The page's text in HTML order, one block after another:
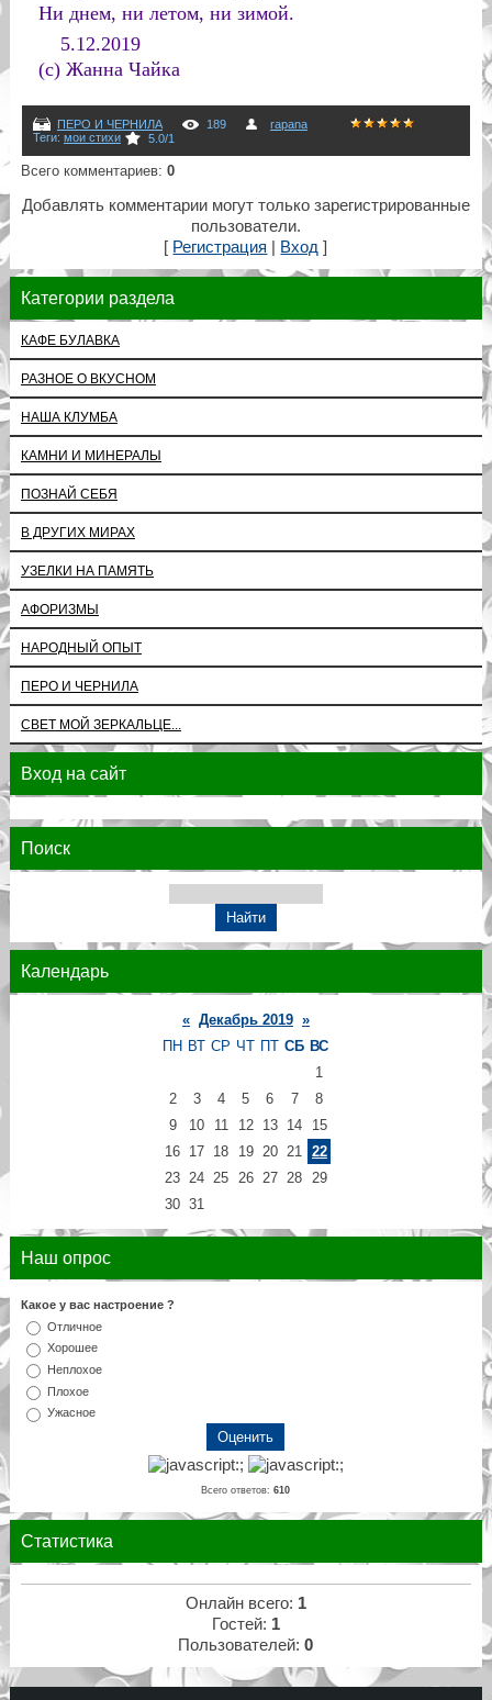
Ни днем, ни летом, ни зимой.
5.12.2019
(с) Жанна Чайка
ПЕРО И ЧЕРНИЛА 189
rapana
Теги: мои стихи 5.0/1
Всего комментариев: 0
Добавлять комментарии могут только зарегистрированные
пользователи.
[ Регистрация Вход ]
Категории раздела
КАФЕ БУЛАВКА
РАЗНОЕ О ВКУСНОМ
НАША КЛУМБА
КАМНИ И МИНЕРАЛЫ
ПОЗНАЙ СЕБЯ
В ДРУГИХ МИРАХ
УЗЕЛКИ НА ПАМЯТЬ
АФОРИЗМЫ
НАРОДНЫЙ ОПЫТ
ПЕРО И ЧЕРНИЛА
СВЕТ МОЙ ЗЕРКАЛЬЦЕ...
Вход на сайт
Поиск
Календарь
« Декабрь 2019 »
ПН ВТ СР ЧТ ПТ СБ ВС
1
2
3 4 5 6 7
8
9
10 11 12 13 14
15
16 17 18 19 20 21
22
23 24 25 26 27 28
29
30 31
Наш опрос
Какое у вас настроение ?
Отличное
Хорошее
Неплохое
Плохое
Ужасное
Всего ответов:610
Статистика
Онлайн всего: 1
Гостей: 1
Пользователей:0